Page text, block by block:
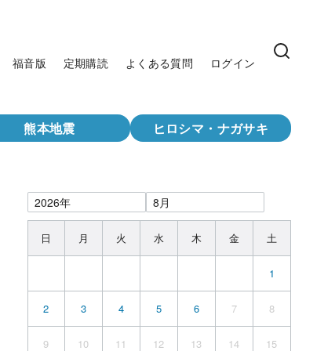
福音版 定期購読 よくある質問 ログイン
熊本地震 ヒロシマ・ナガサキ
日 月 火 水 木 金 土
1
2 3 4 5 6 7 8
9 10 11 12 13 14 15